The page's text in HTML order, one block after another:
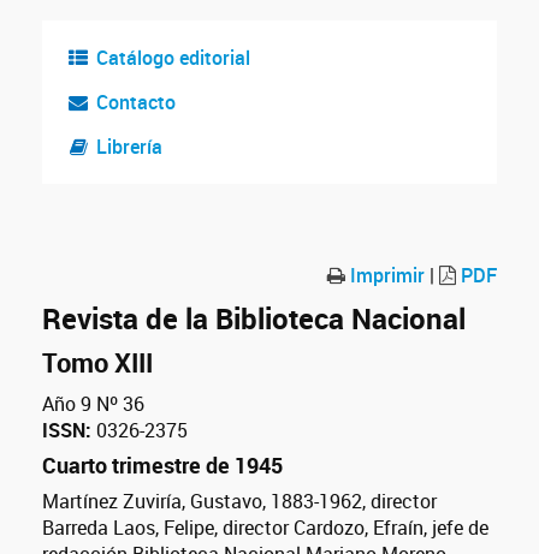
Catálogo editorial
Contacto
Librería
Imprimir | PDF
Revista de la Biblioteca Nacional
Tomo XIII
Año 9 Nº 36
ISSN: 0326-2375
Cuarto trimestre de 1945
Martínez Zuviría, Gustavo, 1883-1962, director
Barreda Laos, Felipe, director Cardozo, Efraín, jefe de